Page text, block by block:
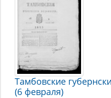
Тамбовские
(6 февраля)